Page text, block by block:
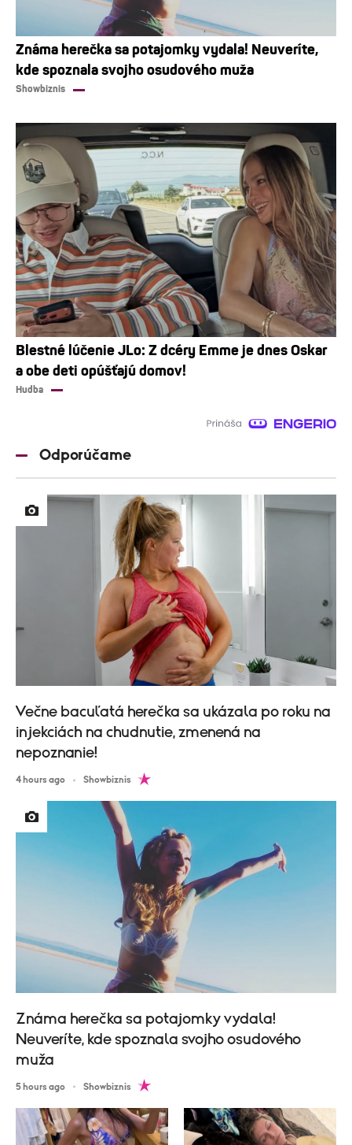
Známa herečka sa potajomky vydala! Neuveríte,
kde spoznala svojho osudového muža
Showbiznis
Blestné lúčenie JLo: Z dcéry Emme je dnes Oskar
a obe deti opúšťajú domov!
Hudba
Odporúčame
Večne bacuľatá herečka sa ukázala po roku na
injekciách na chudnutie, zmenená na
nepoznanie!
4 hours ago Showbiznis
Známa herečka sa potajomky vydala!
Neuveríte, kde spoznala svojho osudového
muža
5 hours ago Showbiznis